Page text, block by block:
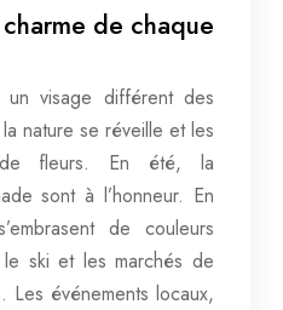
de chaque
un visage différent des
nature se réveille et les
fleurs. En été, la
sont à l’honneur. En
de couleurs
ski et les marchés de
événements locaux,